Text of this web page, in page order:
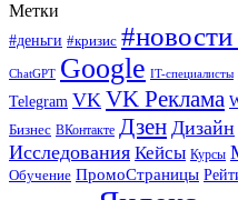
Метки
#деньги #кризис
ChatGPT Google IT-специалисты
Telegram VK VK Реклама
Бизнес ВКонтакте Дзен Дизайн
Исследования Кейсы Курсы
Обучение ПромоСтраницы